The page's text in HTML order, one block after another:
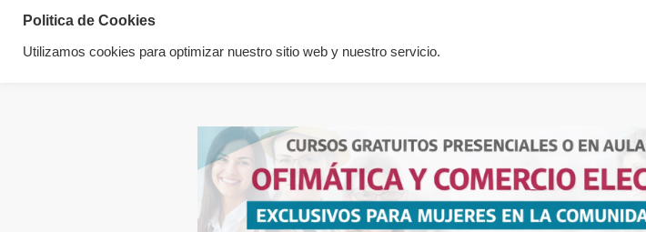
Politica de Cookies
Utilizamos cookies para optimizar nuestro sitio web y nuestro servicio.